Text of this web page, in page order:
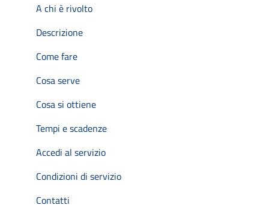
A chi è rivolto
Descrizione
Come fare
Cosa serve
Cosa si ottiene
Tempi e scadenze
Accedi al servizio
Condizioni di servizio
Contatti